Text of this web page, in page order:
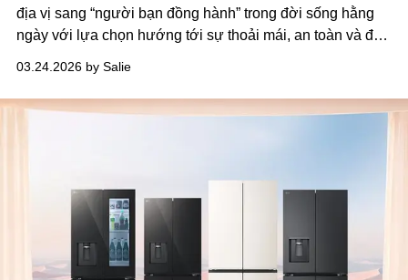
địa vị sang “người bạn đồng hành” trong đời sống hằng
ngày với lựa chọn hướng tới sự thoải mái, an toàn và độ
03.24.2026 by Salie